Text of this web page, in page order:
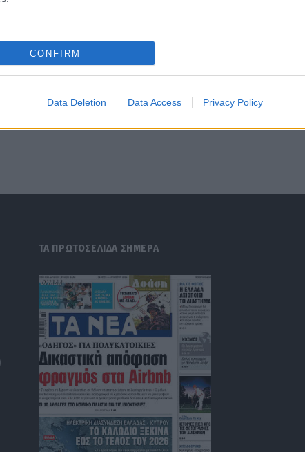
CONFIRM
Data Deletion Data Access Privacy Policy
ΑΝΑΡΤΗΘΗΚΕ ΑΠΟ
Τις τελευταίες ώρες στην Κρήτη, έχει στηθεί μία από τις
αφορμή την εξαφάνιση 29ρονης Γαλλίδας…
ΤΑ ΠΡΩΤΟΣΕΛΙΔΑ ΣΗΜΕΡΑ